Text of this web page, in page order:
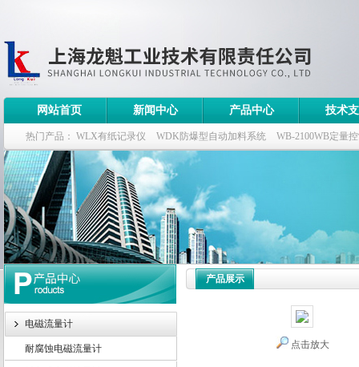
网站首页 新闻中心 产品中心 技术
热门产品： WLX有纸记录仪 WDK防爆型自动加料系统 WB-2100WB定量
WDK流量定量控制柜 WB-2100定量装车控制仪
电磁流量计
耐腐蚀电磁流量计
产品展示
点击放大